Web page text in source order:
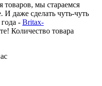
мы стараемся
даже сделать чуть-чуть
- Britax-
Количество товара